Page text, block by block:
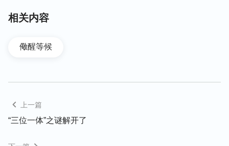
却不同于法利赛人。当主耶稣来作工时，他们虽然看
地作工时，彼得是怎么认识主耶稣的？西门彼得说：
“主啊，你有永生之道，我们还归从谁呢？”
相关内容
儆醒等候
上一篇
“三位一体”之谜解开了